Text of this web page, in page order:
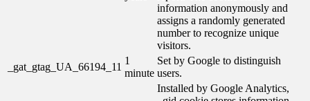
information anonymously and
assigns a randomly generated
number to recognize unique
visitors.
_gat_gtag_UA_66194_11
1
minute
Set by Google to distinguish
users.
Installed by Google Analytics,